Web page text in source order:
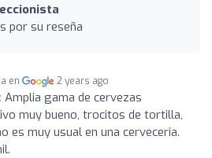
por su reseña
en 2 years ago
Amplia gama de cervezas
muy bueno, trocitos de tortilla,
es muy usual en una cerveceria.